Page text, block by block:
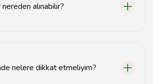
alınabilir?
nelere dikkat etmeliyim?